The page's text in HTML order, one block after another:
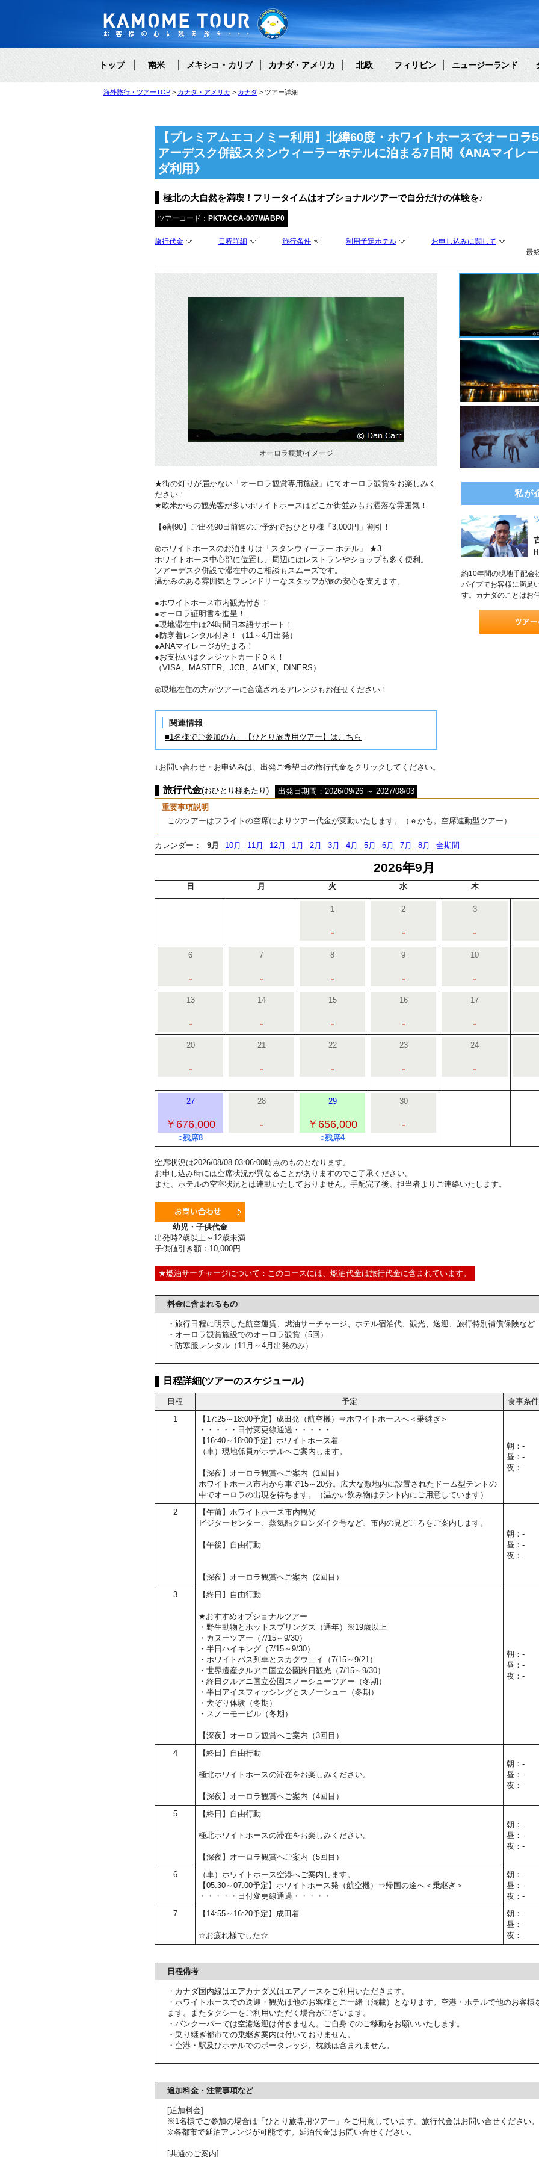
トップ 南米 メキシコ・カリブ カナダ・アメリカ 北欧 フィリピン ニュージーランド
海外旅行・ツアーTOP カナダ・アメリカ カナダ ツアー詳細
【プレミアムエコノミー利用】北緯60度・ホワイトホースでオーロラ
アーデスク併設スタンウィーラーホテルに泊まる7日間《ANAマイレ
ダ利用》
極北の大自然を満喫！フリータイムはオプショナルツアーで自分だけの体験を♪
ツアーコード： PKTACCA-007WABP0
旅行代金 日程詳細 旅行条件 利用予定ホテル お申し込みに関して
最
オーロラ観賞/イメージ
★街の灯りが届かない「オーロラ観賞専用施設」にてオーロラ観賞をお楽しみく
ださい！
★欧米からの観光客が多いホワイトホースはどこか街並みもお洒落な雰囲気！
【e割90】ご出発90日前迄のご予約でおひとり様「3,000円」割引！
◎ホワイトホースのお泊まりは「スタンウィーラー ホテル」 ★3
ホワイトホース中心部に位置し、周辺にはレストランやショップも多く便利。
ツアーデスク併設で滞在中のご相談もスムーズです。
温かみのある雰囲気とフレンドリーなスタッフが旅の安心を支えます。
●ホワイトホース市内観光付き！
●オーロラ証明書を進呈！
●現地滞在中は24時間日本語サポート！
●防寒着レンタル付き！（11～4月出発）
●ANAマイレージがたまる！
●お支払いはクレジットカードＯＫ！
（VISA、MASTER、JCB、AMEX、DINERS）
◎現地在住の方がツアーに合流されるアレンジもお任せください！
関連情報
■1名様でご参加の方、【ひとり旅専用ツアー】はこちら
私が
約10年間の現地手配会
パイプでお客様に満足
す。カナダのことはお
↓お問い合わせ・お申込みは、出発ご希望日の旅行代金をクリックしてください。
旅行代金(おひとり様あたり)
出発日期間：2026/09/26 ～ 2027/08/03
重要事項説明
このツアーはフライトの空席によりツアー代金が変動いたします。（ｅかも。空席連動型ツアー）
カレンダー： 9月 10月 11月 12月 1月 2月 3月 4月 5月 6月 7月 8月 全期間
2026年9月
日 月 火 水 木
1
-
2
-
3
-
6
-
7
-
8
-
9
-
10
-
13
-
14
-
15
-
16
-
17
-
20
-
21
-
22
-
23
-
24
-
27
￥676,000
○残席8
28
-
29
￥656,000
○残席4
30
-
空席状況は2026/08/08 03:06:00時点のものとなります。
お申し込み時には空席状況が異なることがありますのでご了承ください。
また、ホテルの空室状況とは連動いたしておりません。手配完了後、担当者よりご連絡いたします。
幼児・子供代金
出発時2歳以上～12歳未満
子供値引き額：10,000円
★燃油サーチャージについて：このコースには、燃油代金は旅行代金に含まれています。
料金に含まれるもの
・旅行日程に明示した航空運賃、燃油サーチャージ、ホテル宿泊代、観光、送迎、旅行特別補償保険など
・オーロラ観賞施設でのオーロラ観賞（5回）
・防寒服レンタル（11月～4月出発のみ）
日程詳細(ツアーのスケジュール)
日程 予定
食事条件
1
【17:25～18:00予定】成田発（航空機）⇒ホワイトホースへ＜乗継ぎ＞
・・・・・日付変更線通過・・・・・
【16:40～18:00予定】ホワイトホース着
（車）現地係員がホテルへご案内します。
【深夜】オーロラ観賞へご案内（1回目）
ホワイトホース市内から車で15～20分。広大な敷地内に設置されたドーム型テントの
中でオーロラの出現を待ちます。（温かい飲み物はテント内にご用意しています）
朝：-
昼：-
夜：-
2
【午前】ホワイトホース市内観光
ビジターセンター、蒸気船クロンダイク号など、市内の見どころをご案内します。
【午後】自由行動
【深夜】オーロラ観賞へご案内（2回目）
朝：-
昼：-
夜：-
3 【終日】自由行動
★おすすめオプショナルツアー
・野生動物とホットスプリングス（通年）※19歳以上
・カヌーツアー（7/15～9/30）
・半日ハイキング（7/15～9/30）
・ホワイトパス列車とスカグウェイ（7/15～9/21）
・世界遺産クルアニ国立公園終日観光（7/15～9/30）
・終日クルアニ国立公園スノーシューツアー（冬期）
・半日アイスフィッシングとスノーシュー（冬期）
・犬ぞり体験（冬期）
・スノーモービル（冬期）
【深夜】オーロラ観賞へご案内（3回目）
朝：-
昼：-
夜：-
4 【終日】自由行動
極北ホワイトホースの滞在をお楽しみください。
【深夜】オーロラ観賞へご案内（4回目）
朝：-
昼：-
夜：-
5 【終日】自由行動
極北ホワイトホースの滞在をお楽しみください。
【深夜】オーロラ観賞へご案内（5回目）
朝：-
昼：-
夜：-
6
（車）ホワイトホース空港へご案内します。
【05:30～07:00予定】ホワイトホース発（航空機）⇒帰国の途へ＜乗継ぎ＞
・・・・・日付変更線通過・・・・・
朝：-
昼：-
夜：-
7
【14:55～16:20予定】成田着
☆お疲れ様でした☆
朝：-
昼：-
夜：-
日程備考
・カナダ国内線はエアカナダ又はエアノースをご利用いただきます。
・ホワイトホースでの送迎・観光は他のお客様とご一緒（混載）となります。空港・ホテルで他のお客
ます。またタクシーをご利用いただく場合がございます。
・バンクーバーでは空港送迎は付きません。ご自身でのご移動をお願いいたします。
・乗り継ぎ都市での乗継ぎ案内は付いておりません。
・空港・駅及びホテルでのポータレッジ、枕銭は含まれません。
追加料金・注意事項など
[追加料金]
※1名様でご参加の場合は「ひとり旅専用ツアー」をご用意しています。旅行代金はお問い合せください。
※各都市で延泊アレンジが可能です。延泊代金はお問い合せください。
[共通のご案内]